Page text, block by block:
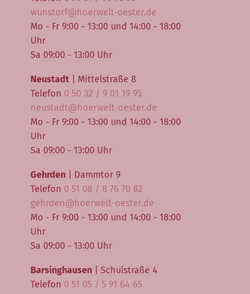
wunstorf@hoerwelt-oester.de
Mo - Fr 9:00 - 13:00 und 14:00 - 18:00
Uhr
Sa 09:00 - 13:00 Uhr
Neustadt | Mittelstraße 8
Telefon 0 50 32 / 9 01 19 95
neustadt@hoerwelt-oester.de
Mo - Fr 9:00 - 13:00 und 14:00 - 18:00
Uhr
Sa 09:00 - 13:00 Uhr
Gehrden | Dammtor 9
Telefon 0 51 08 / 8 76 70 82
gehrden@hoerwelt-oester.de
Mo - Fr 9:00 - 13:00 und 14:00 - 18:00
Uhr
Sa 09:00 - 13:00 Uhr
Barsinghausen | Schulstraße 4
Telefon 0 51 05 / 5 91 64 65